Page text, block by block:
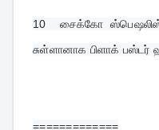
10 சைக்கோ
சுள்ளானாக பிளாக் பஸ்டர்
=============